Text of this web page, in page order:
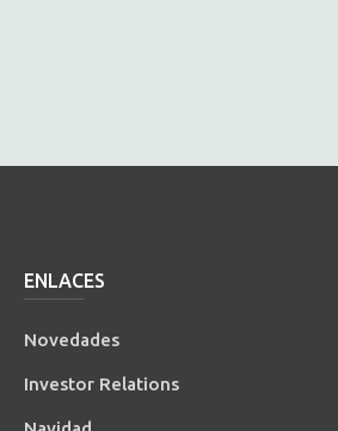
ENLACES
Novedades
Investor Relations